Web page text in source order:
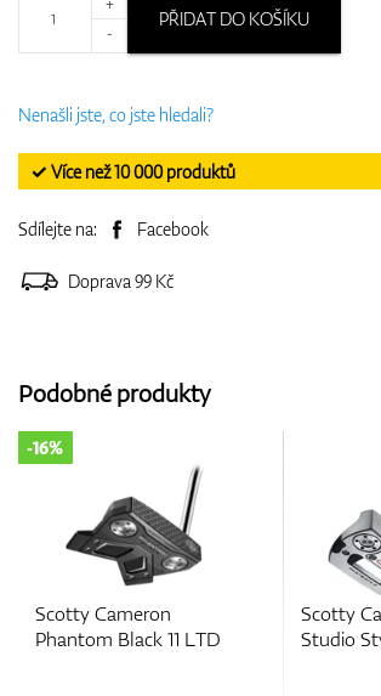
-
PŘIDAT DO KOŠÍKU
Nenašli jste, co jste hledali?
✓ Více než 10 000 produktů
Sdílejte na: Facebook
Doprava 99 Kč
Podobné produkty
11 LTD
Scotty Cameron 2026
Studio Style Fastback 2